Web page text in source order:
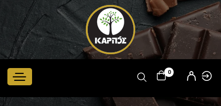
Παράκαμψη
προς το
κυρίως
περιεχόμενο
0